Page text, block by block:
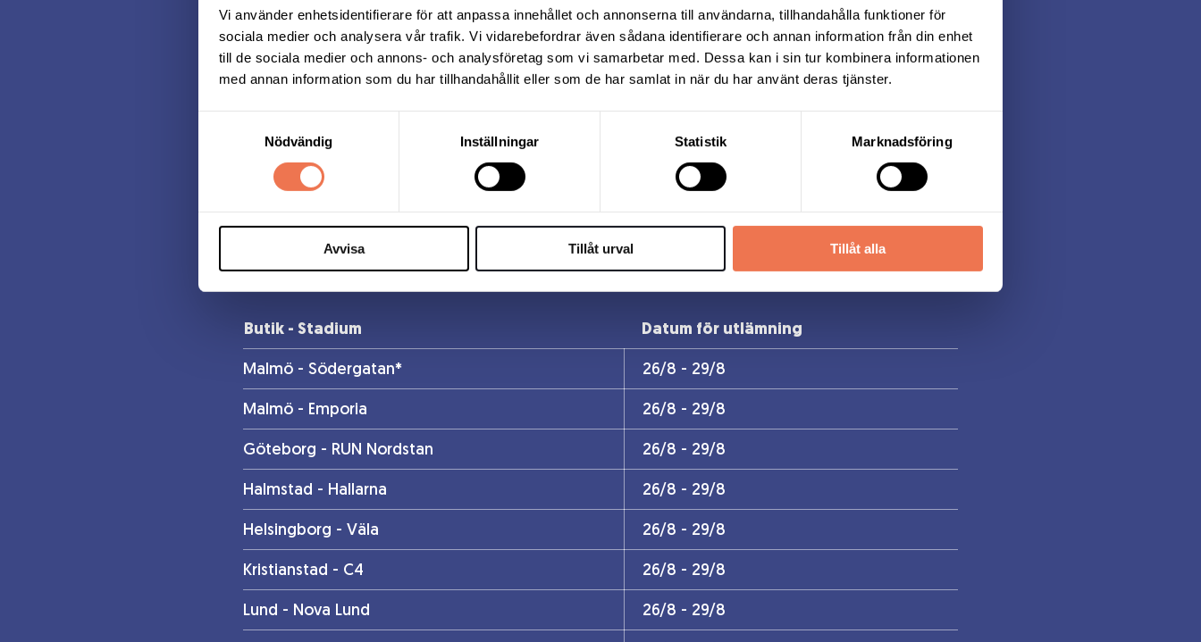
Vi använder enhetsidentifierare för att anpassa innehållet och annonserna till användarna, tillhandahålla funktioner för
sociala medier och analysera vår trafik. Vi vidarebefordrar även sådana identifierare och annan information från din enhet
till de sociala medier och annons- och analysföretag som vi samarbetar med. Dessa kan i sin tur kombinera informationen
med annan information som du har tillhandahållit eller som de har samlat in när du har använt deras tjänster.
Nödvändig
Inställningar Statistik Marknadsföring
Avvisa Tillåt urval Tillåt alla
Malmö
Butiker markerade med * är Liveutlämningsbutiker vilket innebär att vi
kopplar ihop ditt namn med chip i butiken när du hämtar din tröja.
Övriga butiker är
(där ditt startpaket redan är förpackat i ett kuvert) och
Butik - Stadium Datum för utlämning
Malmö - Södergatan* 26/8 - 29/8
Malmö - Emporia 26/8 - 29/8
Göteborg - RUN Nordstan 26/8 - 29/8
Halmstad - Hallarna 26/8 - 29/8
Helsingborg - Väla 26/8 - 29/8
Kristianstad - C4 26/8 - 29/8
Lund - Nova Lund 26/8 - 29/8